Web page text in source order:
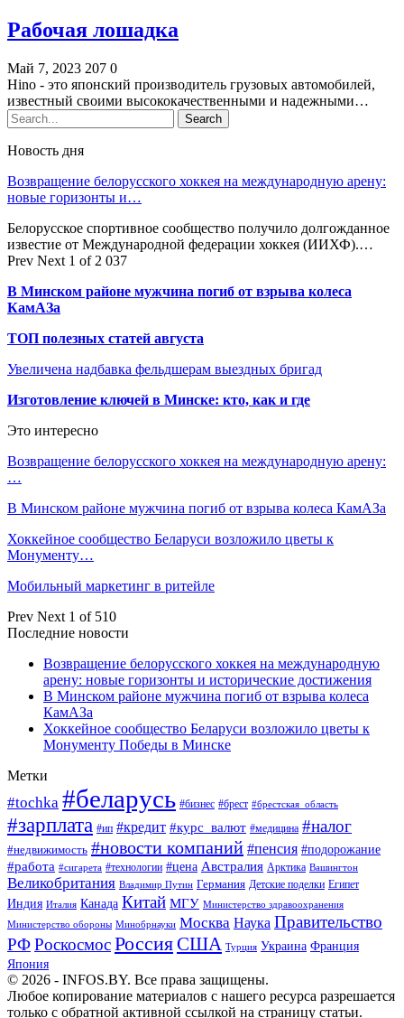
Рабочая лошадка
Май 7, 2023 207 0
Hino - это японский производитель грузовых автомобилей,
известный своими высококачественными и надежными…
Новость дня
Возвращение белорусского хоккея на международную арену:
новые горизонты и…
Белорусское спортивное сообщество получило долгожданное
известие от Международной федерации хоккея (ИИХФ).…
Prev Next 1 of 2 037
В Минском районе мужчина погиб от взрыва колеса
КамАЗа
ТОП полезных статей августа
Увеличена надбавка фельдшерам выездных бригад
Изготовление ключей в Минске: кто, как и где
Это интересно
Возвращение белорусского хоккея на международную арену:
…
В Минском районе мужчина погиб от взрыва колеса КамАЗа
Хоккейное сообщество Беларуси возложило цветы к
Монументу…
Мобильный маркетинг в ритейле
Prev Next 1 of 510
Последние новости
Возвращение белорусского хоккея на международную
арену: новые горизонты и исторические достижения
В Минском районе мужчина погиб от взрыва колеса
КамАЗа
Хоккейное сообщество Беларуси возложило цветы к
Монументу Победы в Минске
Метки
#tochka #беларусь #бизнес #брест #брестская_область
#зарплата #ип #кредит #курс_валют #медицина #налог
#недвижимость #новости компаний #пенсия #подорожание
#работа #сигарета #технологии #цена Австралия Арктика Вашингтон
Великобритания Владимир Путин Германия Детские поделки Египет
Индия Италия Канада Китай МГУ Министерство здравоохранения
Министерство обороны Минобрнауки Москва Наука Правительство
РФРоскосмосРоссияСША Турция Украина Франция
Япония
© 2026 - INFOS.BY. Все права защищены.
Любое копирование материалов с нашего ресурса разрешается
только с обратной активной ссылкой на страницу статьи.